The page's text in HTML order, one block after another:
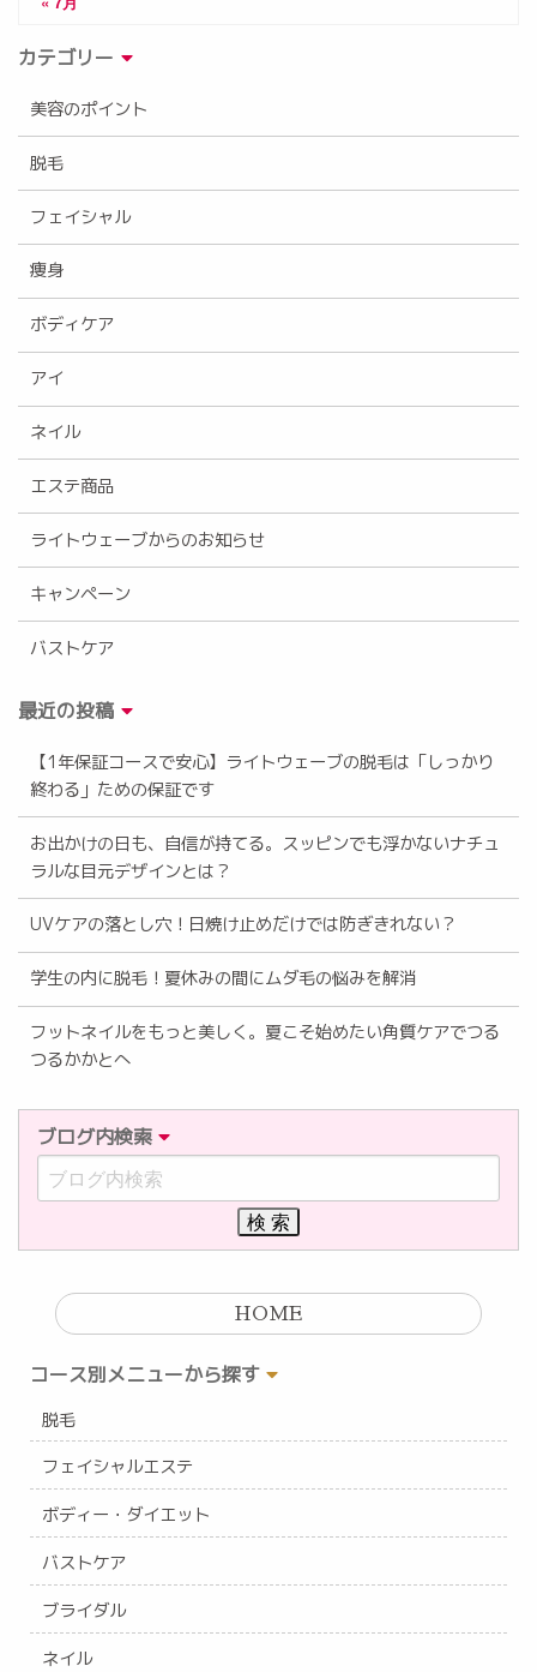
カテゴリー
美容のポイント
脱毛
フェイシャル
痩身
ボディケア
アイ
ネイル
エステ商品
ライトウェーブからのお知らせ
キャンペーン
バストケア
最近の投稿
【1年保証コースで安心】ライトウェーブの脱毛は「しっかり
終わる」ための保証です
お出かけの日も、自信が持てる。スッピンでも浮かないナチュ
ラルな目元デザインとは？
UVケアの落とし穴！日焼け止めだけでは防ぎきれない？
学生の内に脱毛！夏休みの間にムダ毛の悩みを解消
フットネイルをもっと美しく。夏こそ始めたい角質ケアでつる
つるかかとへ
ブログ内検索
HOME
コース別メニューから探す
脱毛
フェイシャルエステ
ボディー・ダイエット
バストケア
ブライダル
ネイル